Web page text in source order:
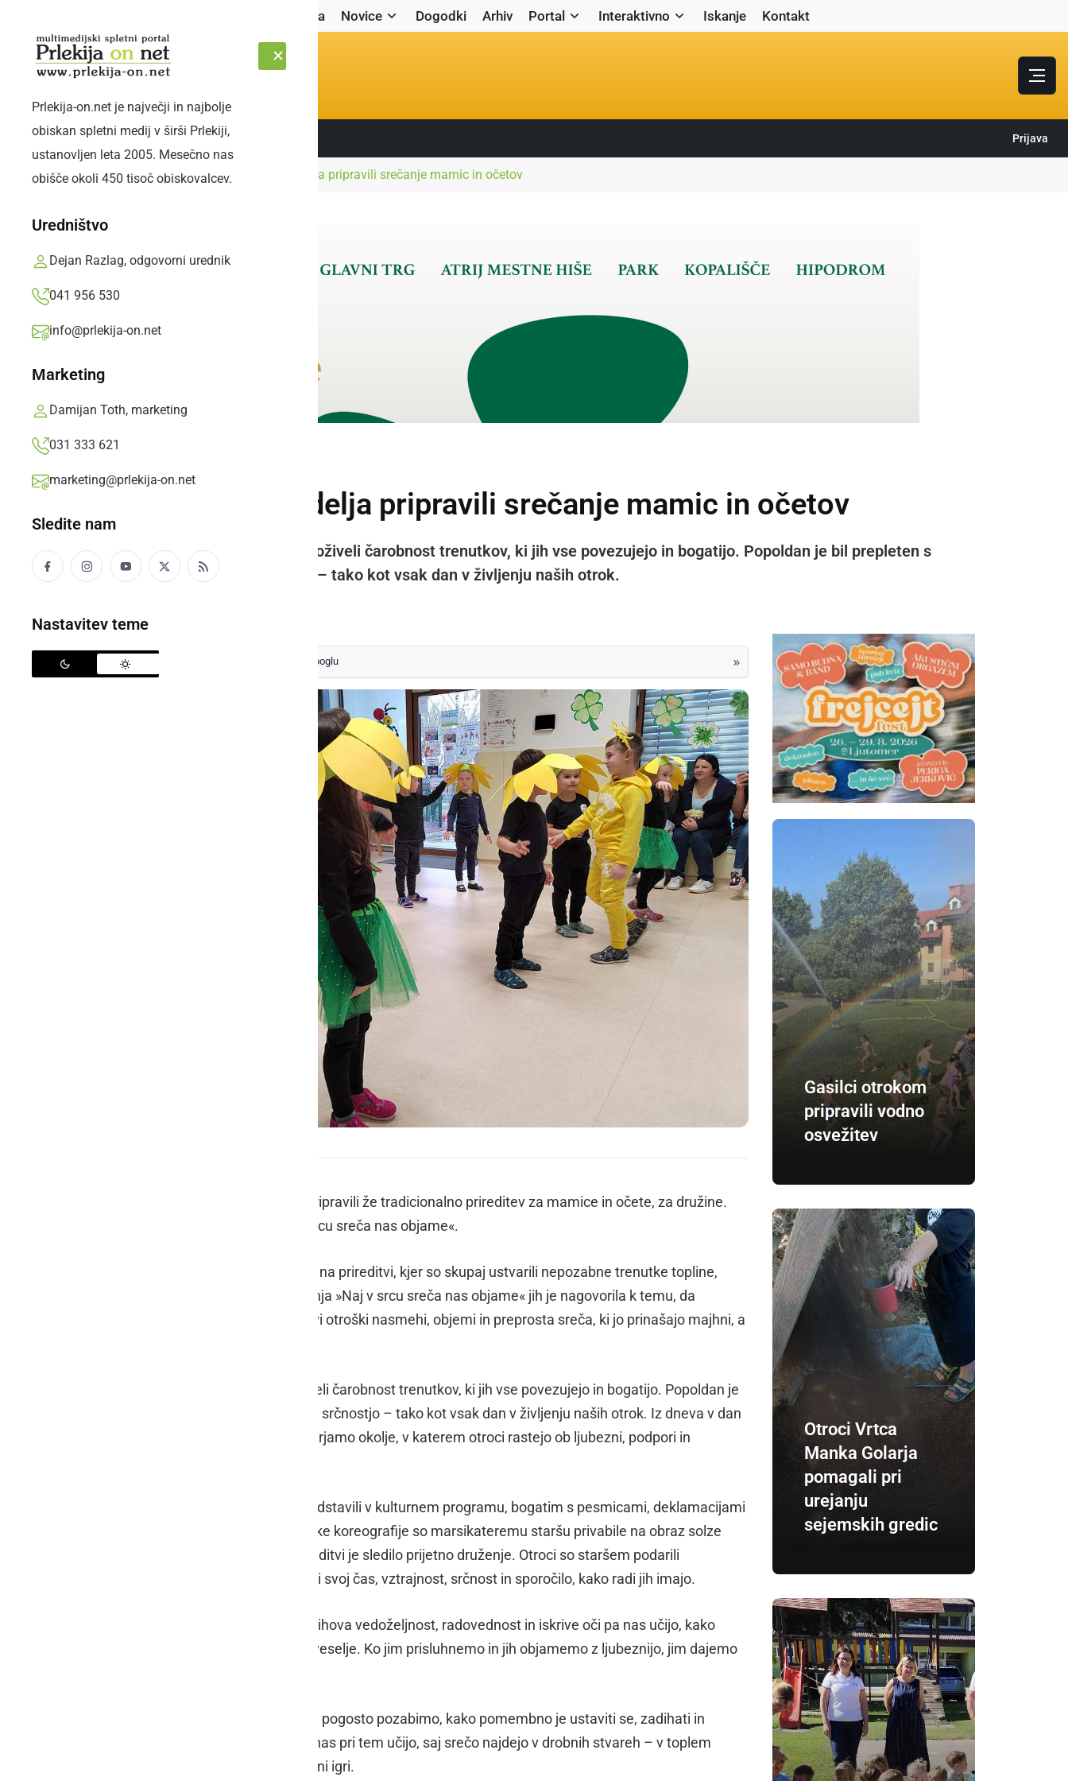
Naslovnica Novice Dogodki Arhiv Portal Interaktivno Iskanje Kontakt
PETEK, 7. AVGUST 2026 Sledite nam: Prijava
Prlekija-on.net je največji in najbolje
obiskan spletni medij v širši Prlekiji,
ustanovljen leta 2005. Mesečno nas
obišče okoli 450 tisoč obiskovalcev.
Uredništvo
Dejan Razlag, odgovorni urednik
041 956 530
info@prlekija-on.net
Marketing
Damijan Toth, marketing
031 333 621
marketing@prlekija-on.net
Sledite nam
Nastavitev teme
Naslovnica NajmlajšiV vrtcu Mala Nedelja pripravili srečanje mamic in očetov
V vrtcu Mala Nedelja pripravili srečanje mamic in očetov
Skupaj z najmlajšimi so starši doživeli čarobnost trenutkov, ki jih vse povezujejo in bogatijo. Popoldan je bil prepleten s
smehom, igrivostjo in srčnostjo – tako kot vsak dan v življenju naših otrok.
Izberite kot svoj prednostni vir na Googlu »
V vrtcu Mala Nedelja so tudi letos pripravili že tradicionalno prireditev za mamice in očete, za družine.
Letošnjo je obogatil slogan »Naj v srcu sreča nas objame«.
Starše so najprej prisrčno pozdravili na prireditvi, kjer so skupaj ustvarili nepozabne trenutke topline,
povezanosti in radosti. Tema srečanja »Naj v srcu sreča nas objame« jih je nagovorila k temu, da
razmislimo, kako dragoceni so iskrivi otroški nasmehi, objemi in preprosta sreča, ki jo prinašajo majhni, a
Skupaj z najmlajšimi so starši doživeli čarobnost trenutkov, ki jih vse povezujejo in bogatijo. Popoldan je
bil prepleten s smehom, igrivostjo in srčnostjo – tako kot vsak dan v življenju naših otrok. Iz dneva v dan
smo hvaležni, da lahko skupaj ustvarjamo okolje, v katerem otroci rastejo ob ljubezni, podpori in
Otroci in vzgojiteljice vrtca so se predstavili v kulturnem programu, bogatim s pesmicami, deklamacijami
in plesom. Zanimive in pisane otroške koreografije so marsikateremu staršu privabile na obraz solze
sreče, topline, zadovoljstva. Po prireditvi je sledilo prijetno druženje. Otroci so staršem podarili
spominska darilca, v katera so vložili svoj čas, vztrajnost, srčnost in sporočilo, kako radi jih imajo.
Otroci so naše največje bogastvo, njihova vedoželjnost, radovednost in iskrive oči pa nas učijo, kako
preproste stvari prinašajo največje veselje. Ko jim prisluhnemo in jih objamemo z ljubeznijo, jim dajemo
V današnjem hitrem tempu življenja pogosto pozabimo, kako pomembno je ustaviti se, zadihati in
preprosto uživati v trenutku. Otroci nas pri tem učijo, saj srečo najdejo v drobnih stvareh – v toplem
pogledu, iskrenem stisku roke, skupni igri.
Gasilci otrokom
pripravili vodno
osvežitev
Otroci Vrtca
Manka Golarja
pomagali pri
urejanju
sejemskih gredic